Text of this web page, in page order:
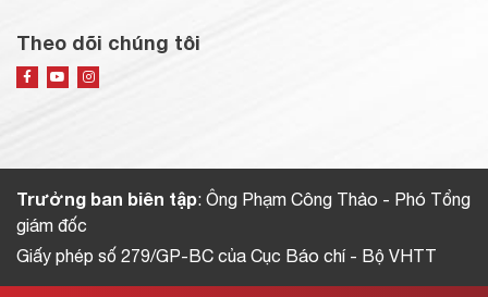
Theo dõi chúng tôi
Trưởng ban biên tập: Ông Phạm Công Thảo - Phó Tổng
giám đốc
Giấy phép số 279/GP-BC của Cục Báo chí - Bộ VHTT